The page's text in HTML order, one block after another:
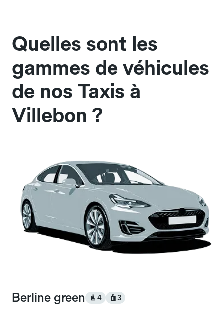
Quelles sont les
gammes de véhicules
de nos Taxis à
Villebon ?
Berline green 4 3